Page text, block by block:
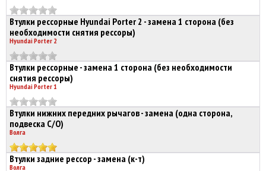
Втулки рессорные Hyundai Porter 2 - замена 1 сторона (без
необходимости снятия рессоры)
Hyundai Porter 2
Втулки рессорные - замена 1 сторона (без необходимости
снятия рессоры)
Hyundai Porter 1
Втулки нижних передних рычагов - замена (одна сторона,
подвеска C/О)
Волга
Втулки задние рессор - замена (к-т)
Волга